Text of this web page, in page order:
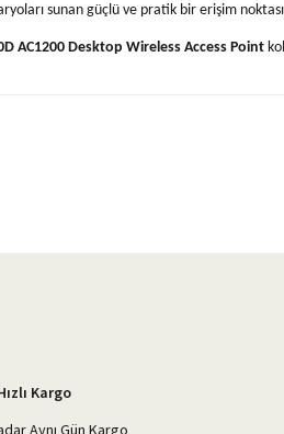
sunan güçlü ve pratik bir erişim
AC1200 Desktop Wireless Access Point
Kargo
Aynı Gün Kargo